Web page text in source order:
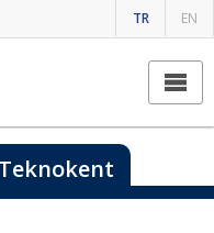
TR EN